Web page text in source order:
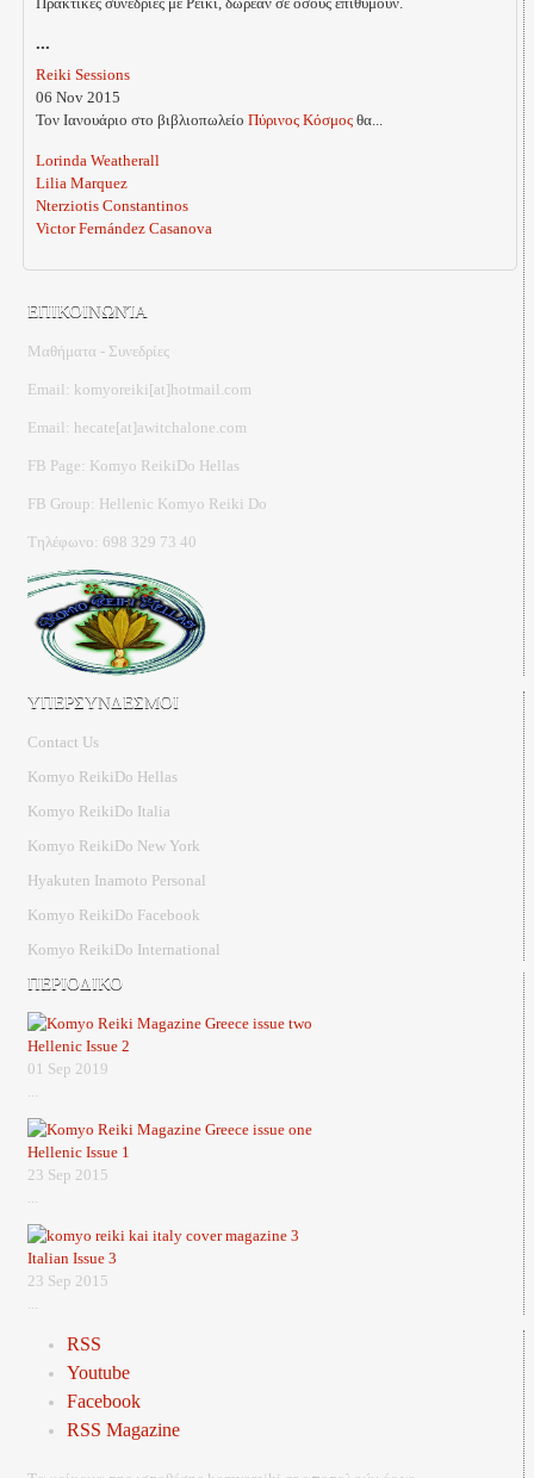
...
Reiki Sessions
06 Nov 2015
Τον Ιανουάριο στο βιβλιοπωλείο Πύρινος Κόσμος θα...
Lorinda Weatherall
Lilia Marquez
Nterziotis Constantinos
Victor Fernández Casanova
ΕΠΙΚΟΙΝΩΝΊΑ
Μαθήματα - Συνεδρίες
Email: komyoreiki[at]hotmail.com
Email: hecate[at]awitchalone.com
FB Page: Komyo ReikiDo Hellas
FB Group: Hellenic Komyo Reiki Do
Τηλέφωνο: 698 329 73 40
ΥΠΕΡΣΥΝΔΕΣΜΟΙ
Contact Us
Komyo ReikiDo Hellas
Komyo ReikiDo Italia
Komyo ReikiDo New York
Hyakuten Inamoto Personal
Komyo ReikiDo Facebook
Komyo ReikiDo International
ΠΕΡΙΟΔΙΚΟ
Hellenic Issue 2
01 Sep 2019
Hellenic Issue 1
23 Sep 2015
Italian Issue 3
23 Sep 2015
RSS
Youtube
Facebook
RSS Magazine